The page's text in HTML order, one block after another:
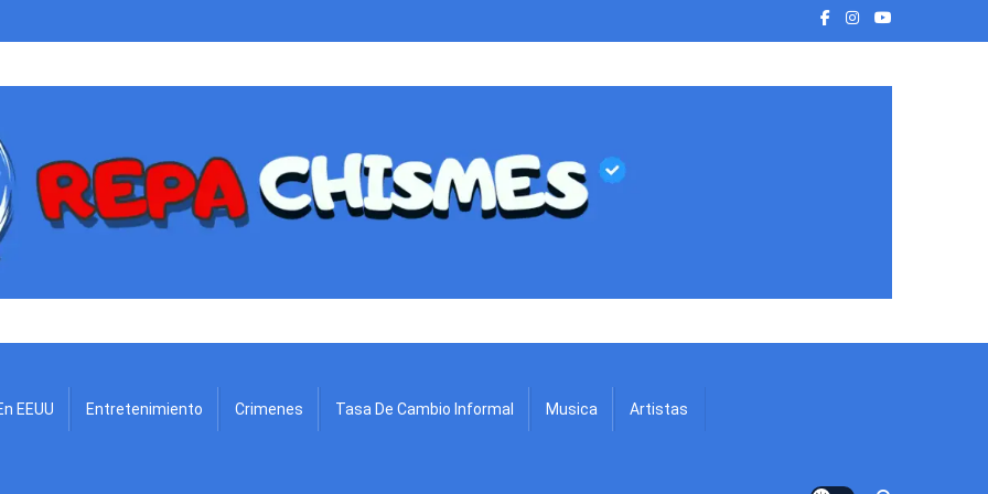
EEUU Entretenimiento Crimenes Tasa De Cambio Informal Musica Artistas